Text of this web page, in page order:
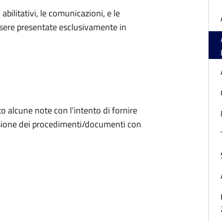
le comunicazioni, e le
presentate esclusivamente in
alcune note con l’intento di fornire
dei procedimenti/documenti con